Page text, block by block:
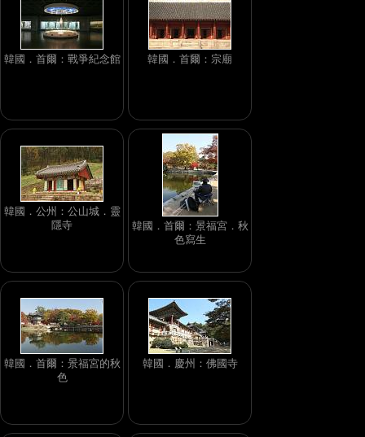
韓國．首爾：戰爭紀念館 韓國．首爾：宗廟
韓國．公州：公山城．靈
隱寺
韓國．首爾：景福宮．秋
色寫生
韓國．首爾：景福宮的秋
色
韓國．慶州：佛國寺